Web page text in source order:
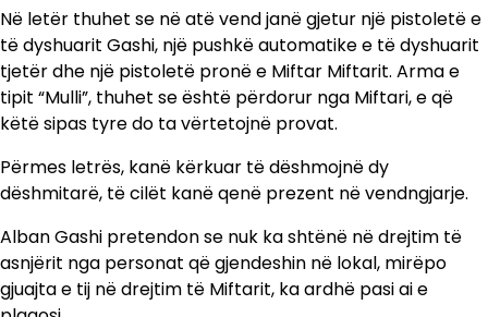
Në letër thuhet se në atë vend janë gjetur një pistoletë e
të dyshuarit Gashi, një pushkë automatike e të dyshuarit
tjetër dhe një pistoletë pronë e Miftar Miftarit. Arma e
tipit “Mulli”, thuhet se është përdorur nga Miftari, e që
këtë sipas tyre do ta vërtetojnë provat.
Përmes letrës, kanë kërkuar të dëshmojnë dy
dëshmitarë, të cilët kanë qenë prezent në vendngjarje.
Alban Gashi pretendon se nuk ka shtënë në drejtim të
asnjërit nga personat që gjendeshin në lokal, mirëpo
gjuajta e tij në drejtim të Miftarit, ka ardhë pasi ai e